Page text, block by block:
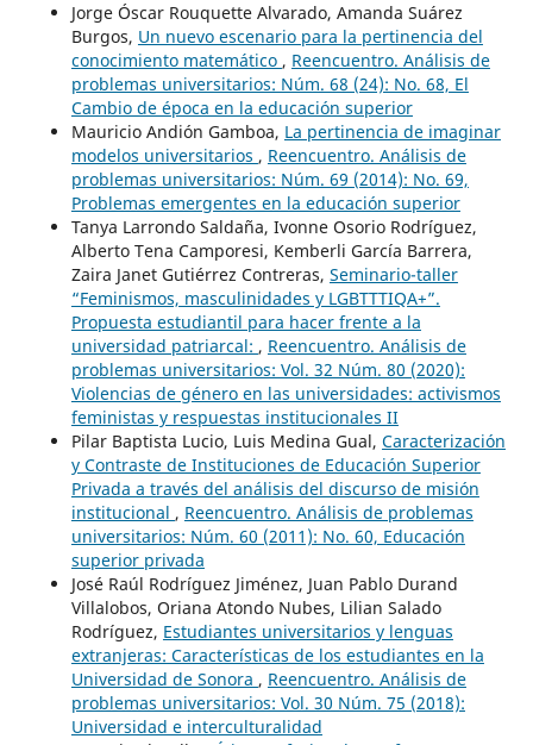
Jorge Óscar Rouquette Alvarado, Amanda Suárez
Burgos, Un nuevo escenario para la pertinencia del
conocimiento matemático , Reencuentro. Análisis de
problemas universitarios: Núm. 68 (24): No. 68, El
Cambio de época en la educación superior
Mauricio Andión Gamboa, La pertinencia de imaginar
modelos universitarios , Reencuentro. Análisis de
problemas universitarios: Núm. 69 (2014): No. 69,
Problemas emergentes en la educación superior
Tanya Larrondo Saldaña, Ivonne Osorio Rodríguez,
Alberto Tena Camporesi, Kemberli García Barrera,
Zaira Janet Gutiérrez Contreras, Seminario-taller
“Feminismos, masculinidades y LGBTTTIQA+”.
Propuesta estudiantil para hacer frente a la
universidad patriarcal: , Reencuentro. Análisis de
problemas universitarios: Vol. 32 Núm. 80 (2020):
Violencias de género en las universidades: activismos
feministas y respuestas institucionales II
Pilar Baptista Lucio, Luis Medina Gual, Caracterización
y Contraste de Instituciones de Educación Superior
Privada a través del análisis del discurso de misión
institucional , Reencuentro. Análisis de problemas
universitarios: Núm. 60 (2011): No. 60, Educación
superior privada
José Raúl Rodríguez Jiménez, Juan Pablo Durand
Villalobos, Oriana Atondo Nubes, Lilian Salado
Rodríguez, Estudiantes universitarios y lenguas
extranjeras: Características de los estudiantes en la
Universidad de Sonora , Reencuentro. Análisis de
problemas universitarios: Vol. 30 Núm. 75 (2018):
Universidad e interculturalidad